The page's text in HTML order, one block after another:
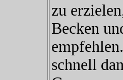
zu
Becken
schnell